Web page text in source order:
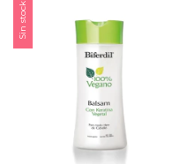
Sin stock